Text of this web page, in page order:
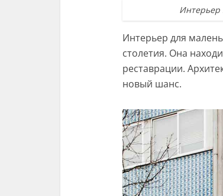
Интерьер
Интерьер для
столетия. Она
реставрации.
новый шанс.